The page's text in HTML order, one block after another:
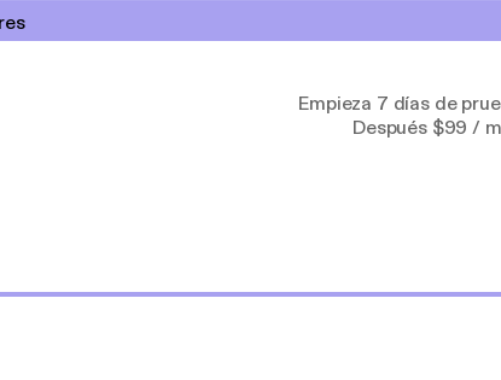
Empieza 7 días de
Después $99 /